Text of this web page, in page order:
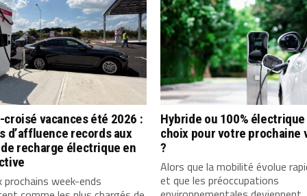
croisé vacances été 2026 :
d’affluence records aux
recharge électrique en
prochains week-ends
Hybride ou 100%
choix pour votre prochaine
?
Alors que la mobilité évolue
et que les préoccupations